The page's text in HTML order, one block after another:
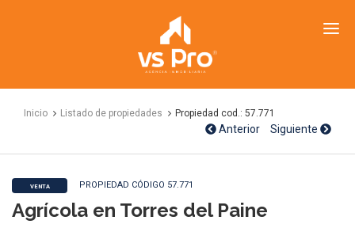
Propiedades
Inicio Listado de propiedades Propiedad cod.: 57.771
Anterior Siguiente
VENTA PROPIEDAD CÓDIGO 57.771
Agrícola en Torres del Paine